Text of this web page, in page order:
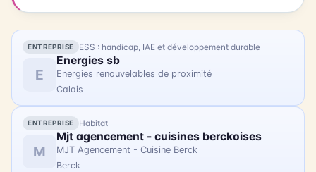
émotion collective. Inspiré de l'univers du Marchand
de sable, il propose un voyage poétique à travers
les rêves, pensé comme une fresque
cinématographique à ciel ouvert. Au cœur du
dispositif 1000 drones parfaitement synchronisés,
dessinant dans la nuit des tableaux lumineux
monumentaux, accompagnés d'une création
musicale originale et d'une narration inédite. Pensé
comme un moment de partage intergénérationnel,
ENTREPRISE ESS : handicap, IAE et développement durable
E
Energies sb
Energies renouvelables de proximité
Calais
ENTREPRISE Habitat
M
Mjt agencement - cuisines berckoises
MJT Agencement - Cuisine Berck
Berck